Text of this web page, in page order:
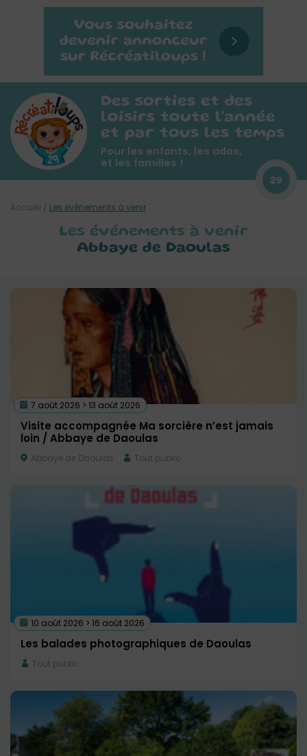
Des sorties et des
loisirs toute l'année
et par tous les temps
Pour les enfants, les ados,
et les familles !
29
Les événements à venir
Abbaye de Daoulas
Accueil / Les événements à venir
7 août 2026 > 13 août 2026
Visite accompagnée Ma sorcière n’est jamais
loin / Abbaye de Daoulas
Abbaye de Daoulas Tout public
10 août 2026 > 16 août 2026
Les balades photographiques de Daoulas
Tout public